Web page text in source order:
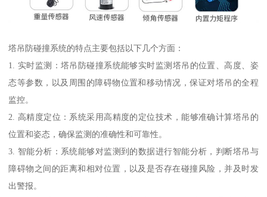
塔吊防碰撞系统的特点主要包括以下几个方面：
1. 实时监测：塔吊防碰撞系统能够实时监测塔吊的位置、高度、姿
态等参数，以及周围的障碍物位置和移动情况，保证对塔吊的全程
监控。
2. 高精度定位：系统采用高精度的定位技术，能够准确计算塔吊的
位置和姿态，确保监测的准确性和可靠性。
3. 智能分析：系统能够对监测到的数据进行智能分析，判断塔吊与
障碍物之间的距离和相对位置，以及是否存在碰撞风险，并及时发
出警报。